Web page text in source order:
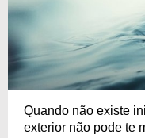
Quando não existe
exterior não pode te